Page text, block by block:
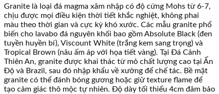
Granite là loại đá magma xâm nhập có độ cứng Mohs từ 6-7,
chịu được mọi điều kiện thời tiết khắc nghiệt, không phai
màu theo thời gian và cực kỳ khó xước. Các mẫu granite phổ
biến cho lavabo đá nguyên khối bao gồm Absolute Black (đen
tuyền huyền bí), Viscount White (trắng kem sang trọng) và
Tropical Brown (nâu ấm áp với họa tiết vàng). Tại Đá Cảnh
Thiên An, granite được khai thác từ mỏ chất lượng cao tại Ấn
Độ và Brazil, sau đó nhập khẩu về xưởng để chế tác. Bề mặt
granite có thể đánh bóng gương hoặc giữ texture flame để
tạo cảm giác thô mộc tự nhiên. Độ dày tối thiểu 4cm đảm bảo